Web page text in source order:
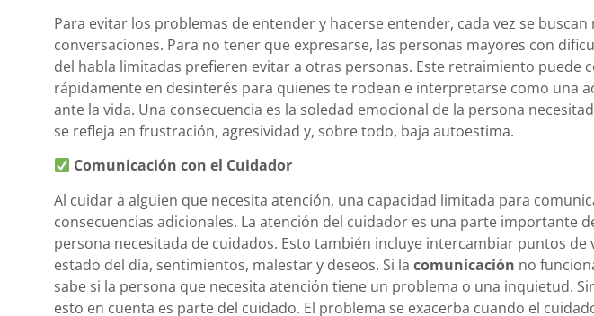
Para evitar los problemas de entender y hacerse entender, cada vez se buscan
conversaciones. Para no tener que expresarse, las personas mayores con
del habla limitadas prefieren evitar a otras personas. Este retraimiento puede
rápidamente en desinterés para quienes te rodean e interpretarse como una
ante la vida. Una consecuencia es la soledad emocional de la persona
se refleja en frustración, agresividad y, sobre todo, baja autoestima.
Comunicación con el Cuidador
Al cuidar a alguien que necesita atención, una capacidad limitada para
consecuencias adicionales. La atención del cuidador es una parte importante
persona necesitada de cuidados. Esto también incluye intercambiar puntos de
estado del día, sentimientos, malestar y deseos. Si la comunicación no
sabe si la persona que necesita atención tiene un problema o una inquietud.
esto en cuenta es parte del cuidado. El problema se exacerba cuando el